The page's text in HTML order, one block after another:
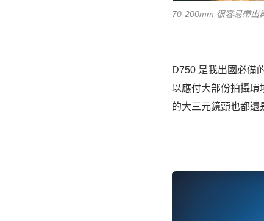
70-200mm 很容易帶出
D750 是我出國必備
以應付大部份拍攝環
的大三元鏡頭也都還